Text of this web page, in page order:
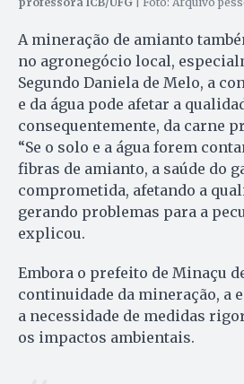
A mineração de amianto
no agronegócio local,
Segundo Daniela de Melo, a
e da água pode afetar a
consequentemente, da carne
“Se o solo e a água forem
fibras de amianto, a saúde do
comprometida, afetando a
gerando problemas para a
explicou.
Embora o prefeito de Minaçu
continuidade da mineração, a
a necessidade de medidas
os impactos ambientais.